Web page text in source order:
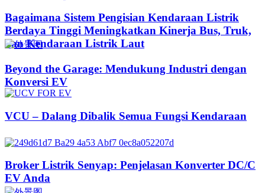
Bagaimana Sistem Pengisian Kendaraan Listrik
Berdaya Tinggi Meningkatkan Kinerja Bus, Truk,
dan Kendaraan Listrik Laut
Beyond the Garage: Mendukung Industri dengan
Konversi EV
VCU – Dalang Dibalik Semua Fungsi Kendaraan
Broker Listrik Senyap: Penjelasan Konverter DC/C
EV Anda